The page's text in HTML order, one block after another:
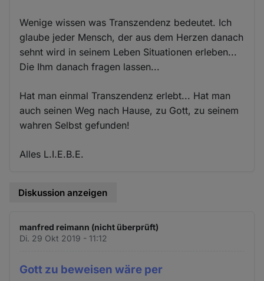
Wenige wissen was Transzendenz bedeutet. Ich
glaube jeder Mensch, der aus dem Herzen danach
sehnt wird in seinem Leben Situationen erleben...
Die Ihm danach fragen lassen...
Hat man einmal Transzendenz erlebt... Hat man
auch seinen Weg nach Hause, zu Gott, zu seinem
wahren Selbst gefunden!
Alles L.I.E.B.E.
Diskussion anzeigen
manfred reimann (nicht überprüft)
Di. 29 Okt 2019 - 11:12
Gott zu beweisen wäre per